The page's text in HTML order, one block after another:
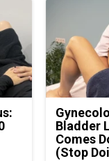
Bladder
Comes
(Stop